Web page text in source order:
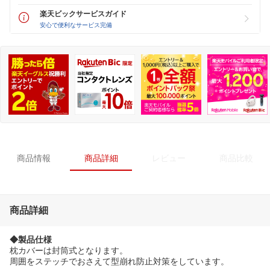
楽天ビックサービスガイド
安心で便利なサービス完備
商品情報 商品詳細
商品詳細
◆製品仕様
枕カバーは封筒式となります。
周囲をステッチでおさえて型崩れ防止対策をしています。